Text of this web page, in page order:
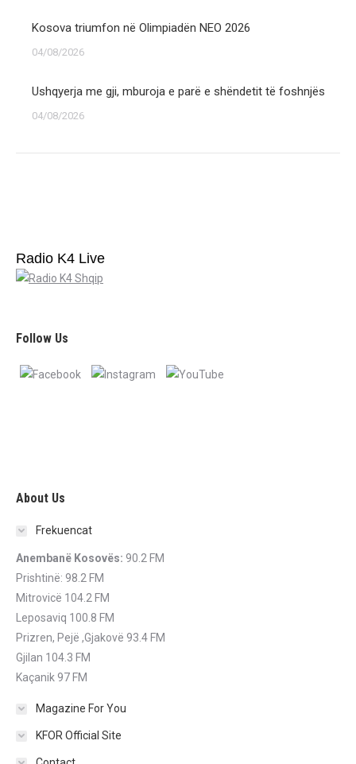
Kosova triumfon në Olimpiadën NEO 2026
04/08/2026
Ushqyerja me gji, mburoja e parë e shëndetit të foshnjës
04/08/2026
Radio K4 Live
Follow Us
About Us
Frekuencat
Anembanë Kosovës: 90.2 FM
Prishtinë: 98.2 FM
Mitrovicë 104.2 FM
Leposaviq 100.8 FM
Prizren, Pejë ,Gjakovë 93.4 FM
Gjilan 104.3 FM
Kaçanik 97 FM
Magazine For You
KFOR Official Site